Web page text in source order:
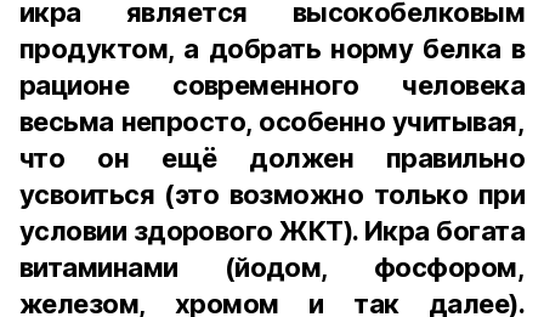
икра является высокобелковым
продуктом, а добрать норму белка в
рационе современного человека
весьма непросто, особенно учитывая,
что он ещё должен правильно
усвоиться (это возможно только при
условии здорового ЖКТ). Икра богата
витаминами (йодом, фосфором,
железом, хромом и так далее).